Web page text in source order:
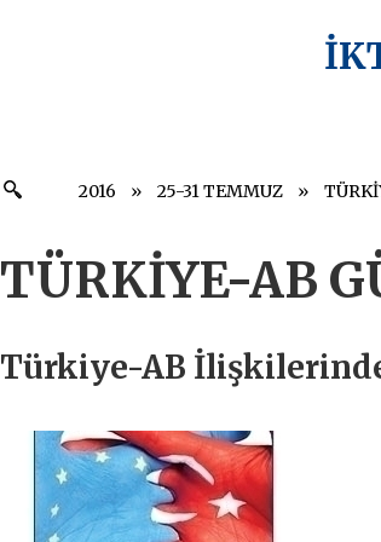
2016 25-31 TEMMUZ
TÜRKİYE-AB
Türkiye-AB